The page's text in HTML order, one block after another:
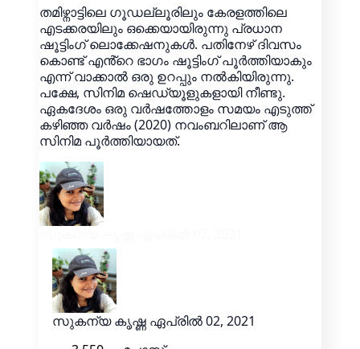
തമിഴ്നാട്ടിലെ ഗൂഡല്ലൂരിലും കേരളത്തിലെ
എടക്കരയിലും ഒക്കെയായിരുന്നു പ്രധാന
ഷൂട്ടിംഗ് ലൊക്കേഷനുകൾ. പതിനേഴ് ദിവസം
കൊണ്ട് എൻ്റെ ഭാഗം ഷൂട്ടിംഗ് പൂർത്തിയാകും
എന്ന് വാക്കാൽ ഒരു ഉറപ്പും നൽകിയിരുന്നു.
പക്ഷേ, സിനിമ ഷെഡ്യൂളുകളായി നീണ്ടു.
ഏകദേശം ഒരു വർഷത്തോളം സമയം എടുത്ത്
കഴിഞ്ഞ വർഷം (2020) നവംബറിലാണ് ആ
സിനിമ പൂർത്തിയായത്.
സുകന്യ കൃഷ്ണ ഏപ്രിൽ 02, 2021